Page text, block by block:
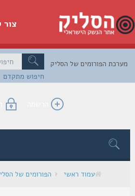
צור קשר
חיפוש מתקדם
הפורומים של הסליק
הרשמה התחבר
עמוד ראשי הפורומים של הסליק